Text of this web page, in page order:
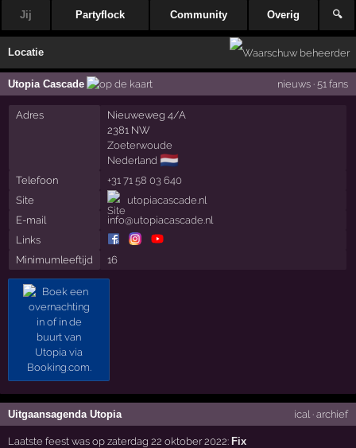
Jij Partyflock Community Overig 🔍
Locatie
Utopia Cascade nieuws· 51 fans
Adres
Nieuweweg 4/A
2381 NW
Zoeterwoude
Nederland 🇳🇱
Telefoon
+31 71 58 03 640
Site
utopiacascade.nl
E-mail
info@utopiacascade.nl
Links
Minimumleeftijd
16
Uitgaansagenda Utopia ical · archief
Laatste feest was op zaterdag 22 oktober 2022: Fix